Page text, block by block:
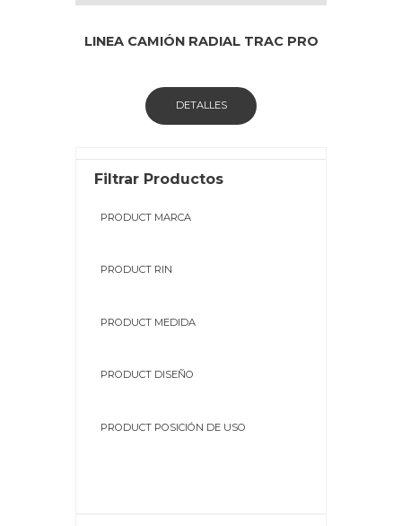
LINEA CAMIÓN RADIAL TRAC PRO
DETALLES
Filtrar Productos